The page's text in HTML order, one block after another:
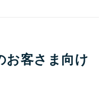
お客さま向け